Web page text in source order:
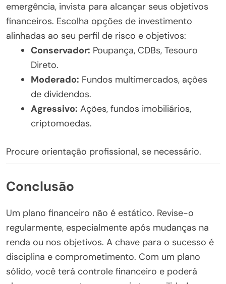
emergência, invista para alcançar seus objetivos
financeiros. Escolha opções de investimento
alinhadas ao seu perfil de risco e objetivos:
Conservador: Poupança, CDBs, Tesouro
Direto.
Moderado: Fundos multimercados, ações
de dividendos.
Agressivo: Ações, fundos imobiliários,
criptomoedas.
Procure orientação profissional, se necessário.
Conclusão
Um plano financeiro não é estático. Revise-o
regularmente, especialmente após mudanças na
renda ou nos objetivos. A chave para o sucesso é
disciplina e comprometimento. Com um plano
sólido, você terá controle financeiro e poderá